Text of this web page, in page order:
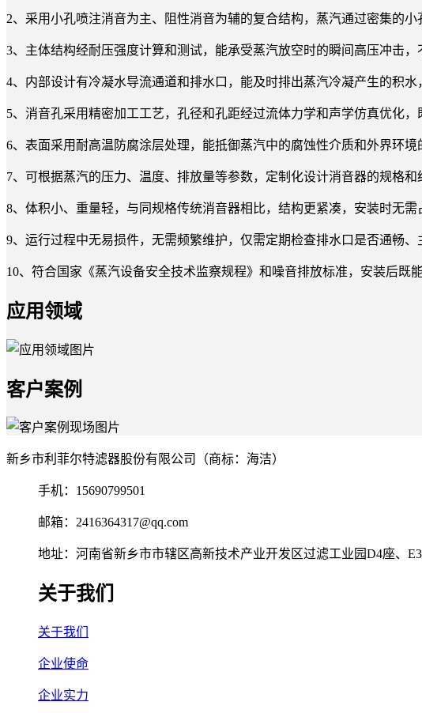
2、采用小孔喷注消音为主、阻性消音为辅的复合结构，蒸汽通过密集的
3、主体结构经耐压强度计算和测试，能承受蒸汽放空时的瞬间高压冲击
4、内部设计有冷凝水导流通道和排水口，能及时排出蒸汽冷凝产生的积
5、消音孔采用精密加工工艺，孔径和孔距经过流体力学和声学仿真优化
6、表面采用耐高温防腐涂层处理，能抵御蒸汽中的腐蚀性介质和外界环境
7、可根据蒸汽的压力、温度、排放量等参数，定制化设计消音器的规格
8、体积小、重量轻，与同规格传统消音器相比，结构更紧凑，安装时无
9、运行过程中无易损件，无需频繁维护，仅需定期检查排水口是否通畅
10、符合国家《蒸汽设备安全技术监察规程》和噪音排放标准，安装后既
应用领域
客户案例
新乡市利菲尔特滤器股份有限公司（商标：海洁）
手机：15690799501
邮箱：2416364317@qq.com
地址：河南省新乡市市辖区高新技术产业开发区过滤工业园D4座、
关于我们
关于我们
企业使命
企业实力